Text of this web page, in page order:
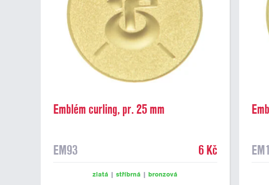
Emblém curling, pr. 25 mm
EM93 6 Kč
zlatá |stříbrná | bronzová